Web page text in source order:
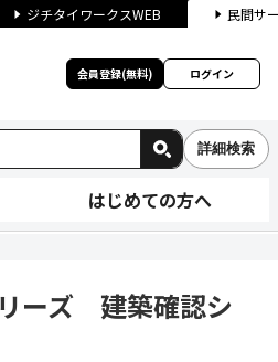
ジチタイワークスWEB 民間サ
会員登録(無料) ログイン
詳細検索
はじめての方へ
ーズ 建築確認シ